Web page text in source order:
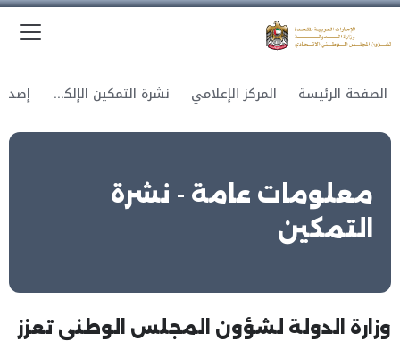
الصفحة الرئيسة المركز الإعلامي نشرة التمكين الإلكترونية
معلومات عامة - نشرة
التمكين
وزارة الدولة لشؤون المجلس الوطني تعزز